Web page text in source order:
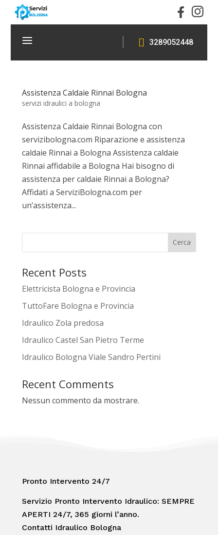
 
a  3289052448
Assistenza Caldaie Rinnai Bologna
servizi idraulici a bologna
Assistenza Caldaie Rinnai Bologna con
servizibologna.com Riparazione e assistenza
caldaie Rinnai a Bologna Assistenza caldaie
Rinnai affidabile a Bologna Hai bisogno di
assistenza per caldaie Rinnai a Bologna?
Affidati a ServiziBologna.com per
un’assistenza...
Cerca
Recent Posts
Elettricista Bologna e Provincia
TuttoFare Bologna e Provincia
Idraulico Zola predosa
Idraulico Castel San Pietro Terme
Idraulico Bologna Viale Sandro Pertini
Recent Comments
Nessun commento da mostrare.
Pronto Intervento 24/7
Servizio Pronto Intervento Idraulico: SEMPRE
APERTI 24/7, 365 giorni l’anno.
Contatti Idraulico Bologna